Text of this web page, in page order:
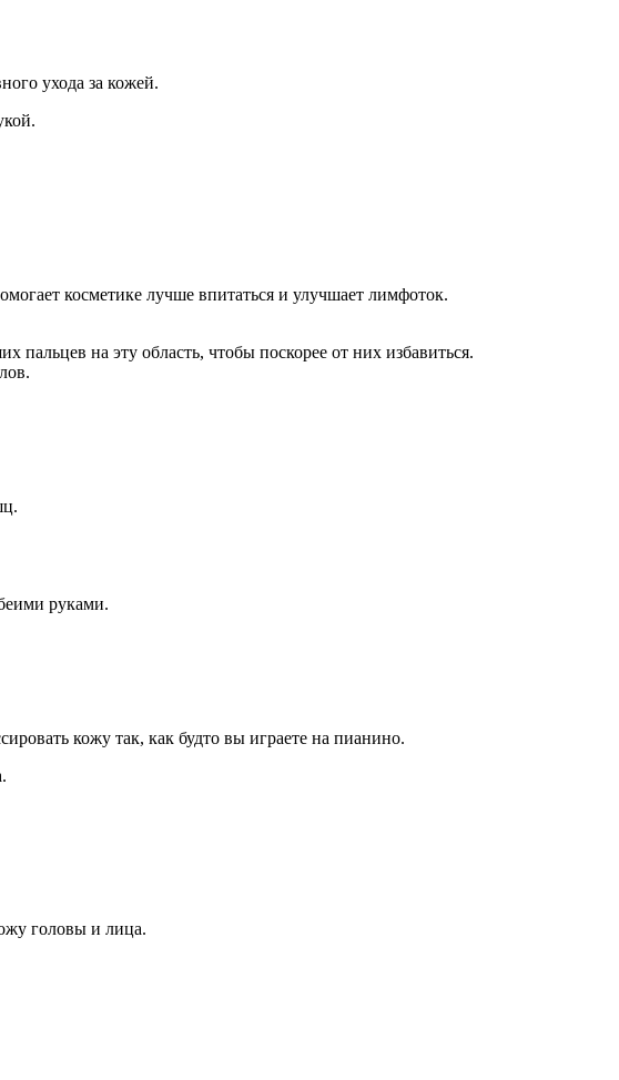
ухода за кожей.
косметике лучше впитаться и улучшает лимфоток.
на эту область, чтобы поскорее от них избавиться.
руками.
кожу так, как будто вы играете на пианино.
головы и лица.